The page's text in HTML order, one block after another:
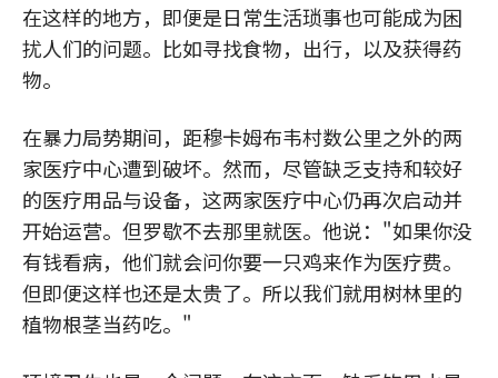
在这样的地方，即便是日常生活琐事也可能成为困
扰人们的问题。比如寻找食物，出行，以及获得药
物。
在暴力局势期间，距穆卡姆布韦村数公里之外的两
家医疗中心遭到破坏。然而，尽管缺乏支持和较好
的医疗用品与设备，这两家医疗中心仍再次启动并
开始运营。但罗歇不去那里就医。他说："如果你没
有钱看病，他们就会问你要一只鸡来作为医疗费。
但即便这样也还是太贵了。所以我们就用树林里的
植物根茎当药吃。"